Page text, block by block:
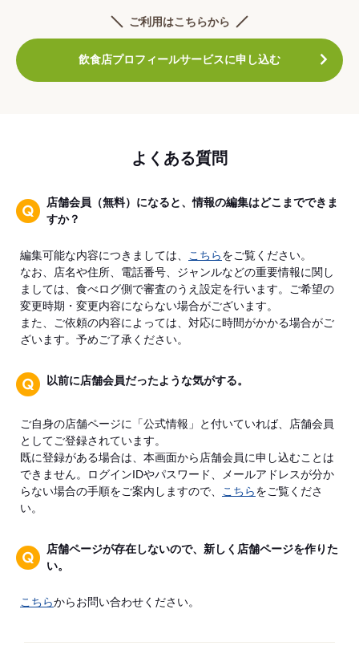
ご利用はこちらから
飲食店プロフィールサービスに申し込む
よくある質問
店舗会員（無料）になると、情報の編集はどこまでできま
すか？
編集可能な内容につきましては、 こちらをご覧ください。
なお、店名や住所、電話番号、ジャンルなどの重要情報に関し
ましては、食べログ側で審査のうえ設定を行います。ご希望の
変更時期・変更内容にならない場合がございます。
また、ご依頼の内容によっては、対応に時間がかかる場合がご
ざいます。予めご了承ください。
以前に店舗会員だったような気がする。
ご自身の店舗ページに「公式情報」と付いていれば、店舗会員
としてご登録されています。
既に登録がある場合は、本画面から店舗会員に申し込むことは
できません。ログインIDやパスワード、メールアドレスが分か
らない場合の手順をご案内しますので、
こちらをご覧くださ
い。
店舗ページが存在しないので、新しく店舗ページを作りた
い。
こちらからお問い合わせください。